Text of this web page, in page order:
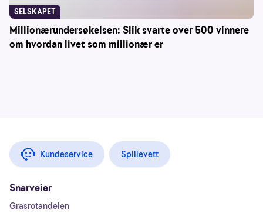
Millionærundersøkelsen: Slik svarte over 500 vinnere
om hvordan livet som millionær er
SELSKAPET
Kundeservice Spillevett
Snarveier
Grasrotandelen